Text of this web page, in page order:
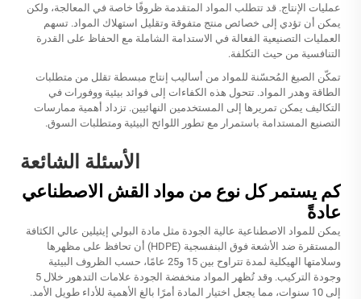
عمليات الإنتاج. قد تتطلب المواد المتقدمة ظروفًا خاصة في المعالجة، ولكن
يمكن أن تؤدي إلى خصائص منتج متفوقة وتقليل استهلاك المواد. تسهم
العمليات التصنيعية الفعالة في الاستدامة الشاملة مع الحفاظ على القدرة
التنافسية من حيث التكلفة.
تمكّن الصيغ المُحسّنة للمواد من أساليب إنتاج مبسطة تقلل من متطلبات
الطاقة وهدر المواد. تتحول هذه الكفاءات إلى فوائد بيئية ووفورات في
التكاليف يمكن تمريرها إلى المستخدمين النهائيين. تزداد أهمية ممارسات
التصنيع المستدامة باستمرار مع تطور اللوائح البيئية ومتطلبات السوق.
الأسئلة الشائعة
كم يستمر كل نوع من مواد القش الاصطناعي
عادةً
يمكن للمواد الاصطناعية عالية الجودة مثل مادة البولي إيثيلين عالي الكثافة
المستقرة ضد الأشعة فوق البنفسجية (HDPE) أن تحافظ على مظهرها
وسلامتها الهيكلية لمدة تتراوح بين 15 و25 عامًا، حسب الظروف البيئية
وجودة التركيب. وقد تُظهر المواد منخفضة الجودة علامات التدهور خلال 5
إلى 10 سنوات، مما يجعل اختيار المادة أمرًا بالغ الأهمية للأداء طويل الأمد.